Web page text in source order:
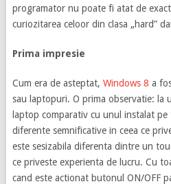
programator nu poate fi atat de
curiozitarea celoor din clasa „hard”
Prima impresie
Cum era de asteptat, Windows 8 a
sau laptopuri. O prima observatie: la
laptop comparativ cu unul instalat pe
diferente semnificative in ceea ce
este sesizabila diferenta dintre un
ce priveste experienta de lucru. Cu
cand este actionat butonul ON/OFF